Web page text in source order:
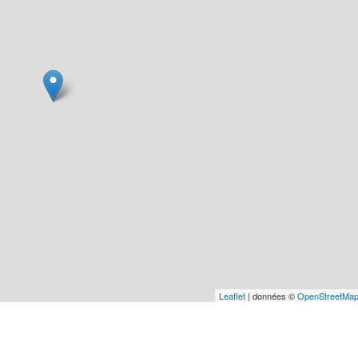
Leaflet | données ©